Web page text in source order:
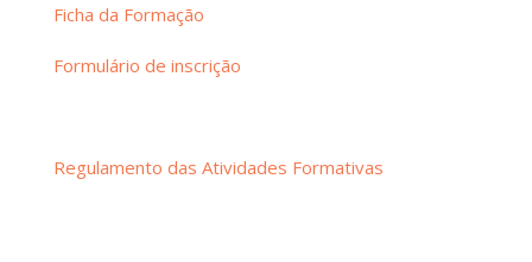
Ficha da Formação
Formulário de inscrição
Regulamento das Atividades Formativas